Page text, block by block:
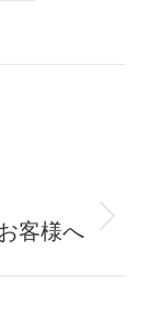
客様へ